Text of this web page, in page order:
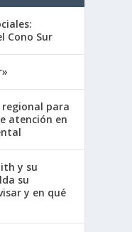
Cono Sur
regional para
atención en
y su
su
y en qué